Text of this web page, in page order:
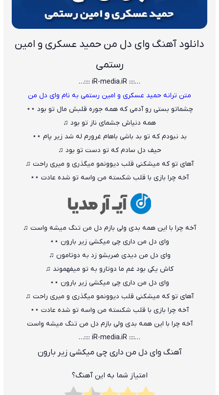
دانلود آهنگ وای دل من حمید عسکری و امین
رستمی
…:::: iR-media.iR ::::…
متن ترانه حمید عسکری و امین رستمی به نام وای دل من
چشماتو بستی رو آدمی که همه جوره قلبش مال تو بود ⋆⋆
همه دنیاش جشمای ناز تو بود ♫
بد نبودم که تو بد باشی باهام غرورم له شد زیر پام ⋆⋆
حیف دل سادم که تو دست تو بود ♫
آهای تو که میشکنی قلب دیوونمو میگذری و میری راحت ♫
آخه چرا بازی با قلب شکسته من واسه تو شده عادت ⋆⋆
آخه چرا با این همه بدی ولی بازم دل من تنگ میشه واست ♫
وای دل من داری چی میکشی زیر بارون ⋆⋆
وای دل من دیدی ضربشو زد به دوتامون ♫
کاش یکی بود غم ما دوتارو به تو میفهموند ♫
وای دل من داری چی میکشی زیر بارون ⋆⋆
آهای تو که میشکنی قلب دیوونمو میگذری و میری راحت ♫
آخه چرا بازی با قلب شکسته من واسه تو شده عادت ⋆⋆
آخه چرا با این همه بدی ولی بازم دل من تنگ میشه واست
…:::: iR-media.iR ::::…
آهنگ وای دل من داری چی میکشی زیر بارون
امتیاز شما به این آهنگ؟